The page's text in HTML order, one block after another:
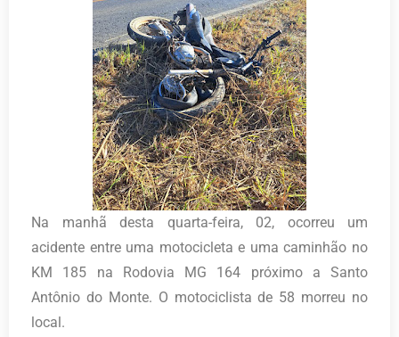
Na manhã desta quarta-feira, 02, ocorreu um
acidente entre uma motocicleta e uma caminhão no
KM 185 na Rodovia MG 164 próximo a Santo
Antônio do Monte. O motociclista de 58 morreu no
local.